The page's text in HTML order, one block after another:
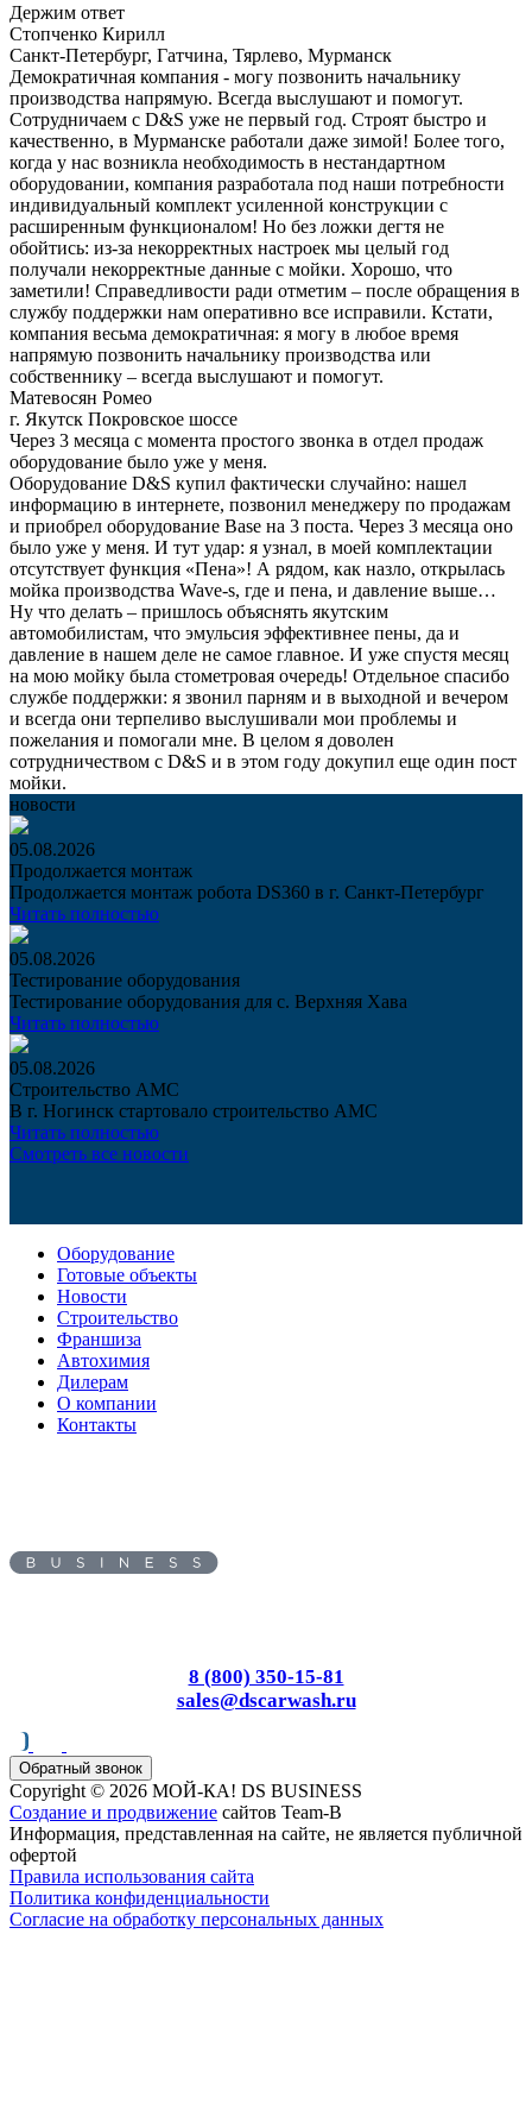
Держим ответ
Стопченко Кирилл
Санкт-Петербург, Гатчина, Тярлево, Мурманск
Демократичная компания - могу позвонить начальнику
производства напрямую. Всегда выслушают и помогут.
Сотрудничаем с D&S уже не первый год. Строят быстро и
качественно, в Мурманске работали даже зимой! Более того,
когда у нас возникла необходимость в нестандартном
оборудовании, компания разработала под наши потребности
индивидуальный комплект усиленной конструкции с
расширенным функционалом! Но без ложки дегтя не
обойтись: из-за некорректных настроек мы целый год
получали некорректные данные с мойки. Хорошо, что
заметили! Справедливости ради отметим – после обращения в
службу поддержки нам оперативно все исправили. Кстати,
компания весьма демократичная: я могу в любое время
напрямую позвонить начальнику производства или
собственнику – всегда выслушают и помогут.
Матевосян Ромео
г. Якутск Покровское шоссе
Через 3 месяца с момента простого звонка в отдел продаж
оборудование было уже у меня.
Оборудование D&S купил фактически случайно: нашел
информацию в интернете, позвонил менеджеру по продажам
и приобрел оборудование Base на 3 поста. Через 3 месяца оно
было уже у меня. И тут удар: я узнал, в моей комплектации
отсутствует функция «Пена»! А рядом, как назло, открылась
мойка производства Wave-s, где и пена, и давление выше…
Ну что делать – пришлось объяснять якутским
автомобилистам, что эмульсия эффективнее пены, да и
давление в нашем деле не самое главное. И уже спустя месяц
на мою мойку была стометровая очередь! Отдельное спасибо
службе поддержки: я звонил парням и в выходной и вечером
и всегда они терпеливо выслушивали мои проблемы и
пожелания и помогали мне. В целом я доволен
сотрудничеством с D&S и в этом году докупил еще один пост
мойки.
новости
05.08.2026
Продолжается монтаж
Продолжается монтаж робота DS360 в г. Санкт-Петербург
Читать полностью
05.08.2026
Тестирование оборудования
Тестирование оборудования для с. Верхняя Хава
Читать полностью
05.08.2026
Строительство АМС
В г. Ногинск стартовало строительство АМС
Читать полностью
Смотреть все новости
Оборудование
Готовые объекты
Новости
Строительство
Франшиза
Автохимия
Дилерам
О компании
Контакты
8 (800) 350-15-81
sales@dscarwash.ru
Обратный звонок
Copyright © 2026 МОЙ-КА! DS BUSINESS
Создание и продвижение сайтов Team-B
Информация, представленная на сайте, не является публичной
офертой
Правила использования сайта
Политика конфиденциальности
Согласие на обработку персональных данных